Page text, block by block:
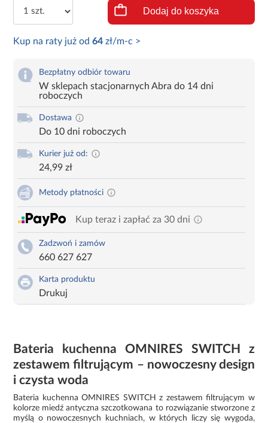
Dodaj do koszyka
Kup na raty już od64 zł/m-c >
Bezpłatny odbiór towaru
W sklepach stacjonarnych Abra do 14 dni
roboczych
Dostawa
Do 10 dni roboczych
Kurier już od:
24,99 zł
Metody płatności
Kup teraz i zapłać za 30 dni
Zadzwoń i zamów
660 627 627
Karta produktu
Drukuj
Bateria kuchenna OMNIRES SWITCH z
zestawem filtrującym – nowoczesny design
i czysta woda
Bateria kuchenna OMNIRES SWITCH z zestawem filtrującym w
kolorze miedź antyczna szczotkowana to rozwiązanie stworzone z
myślą o nowoczesnych kuchniach, w których liczy się wygoda,